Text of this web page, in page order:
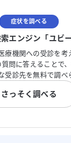
症状を調べる
エンジン「ユビー
療機関への受診を考
問に答えることで
受診先を無料で調べ
さっそく調べる